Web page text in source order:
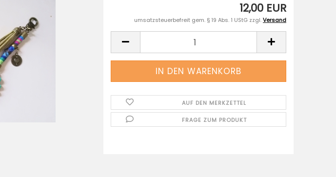
12,00 EUR
umsatzsteuerbefreit gem. § 19 Abs. 1 UStG zzgl.Versand
AUF DEN MERKZETTEL
FRAGE ZUM PRODUKT